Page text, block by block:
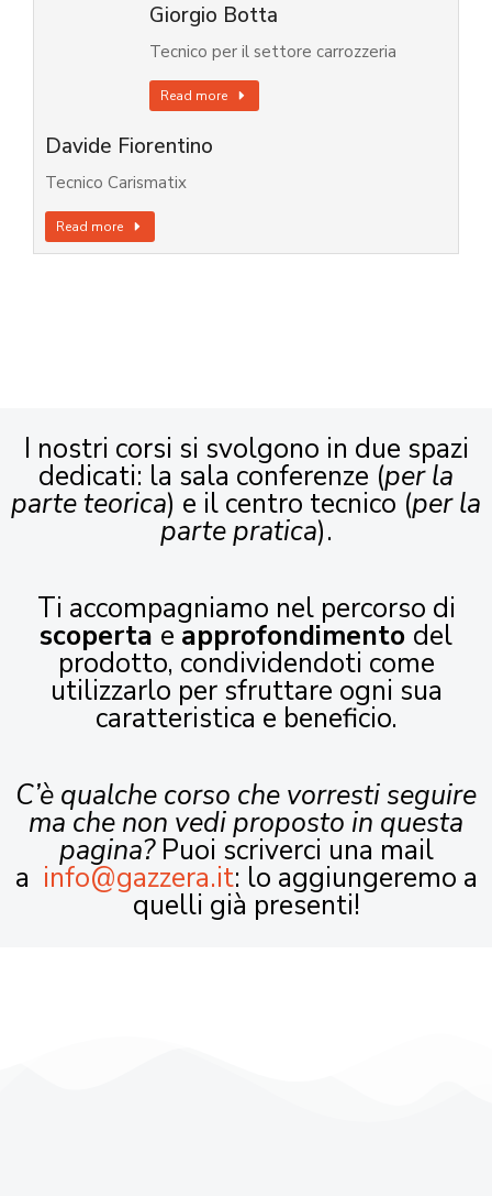
Giorgio Botta
Tecnico per il settore carrozzeria
Read more
Davide Fiorentino
Tecnico Carismatix
Read more
I nostri corsi si svolgono in due spazi
dedicati: la sala conferenze (per la
parte teorica) e il centro tecnico (per la
parte pratica).
Ti accompagniamo nel percorso di
scoperta e approfondimento del
prodotto, condividendoti come
utilizzarlo per sfruttare ogni sua
caratteristica e beneficio.
C’è qualche corso che vorresti seguire
ma che non vedi proposto in questa
pagina?Puoi scriverci una mail
a info@gazzera.it: lo aggiungeremo a
quelli già presenti!